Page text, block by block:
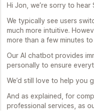
Hi Jon, we’re sorry to
We typically see users
much more intuitive.
more than a few minutes
Our AI chatbot provides
personally to ensure
We’d still love to help you
And as explained, for
professional services, as